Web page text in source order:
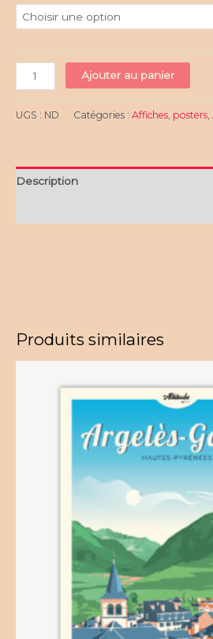
quantité
de
Lac
de
Pyrénées
Posters
Ajouter au panier
UGS : ND Catégories : Affiches, posters
Description
Produits similaires